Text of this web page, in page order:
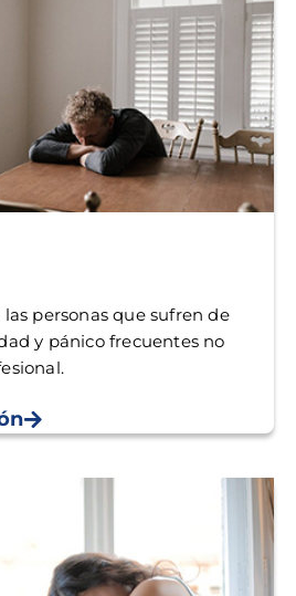
personas que sufren de
y pánico frecuentes no